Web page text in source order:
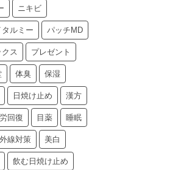
ニキビ
タルミー パッチMD
ス プレゼント
体臭 保湿
日焼け止め 漢方
回復 目薬 睡眠
線対策 美白
飲む日焼け止め